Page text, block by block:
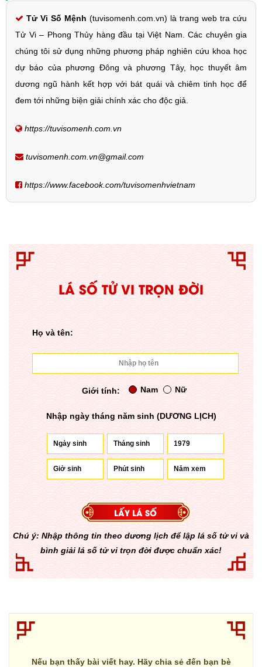
Tử Vi Số Mệnh (tuvisomenh.com.vn) là trang web tra cứu
Tử Vi – Phong Thủy hàng đầu tại Việt Nam. Các chuyên gia
chúng tôi sử dụng những phương pháp nghiên cứu khoa học
dự báo của phương Đông và phương Tây, học thuyết âm
dương ngũ hành kết hợp với bát quái và chiêm tinh học để
đem tới những biện giải chính xác cho độc giả.
https://tuvisomenh.com.vn
tuvisomenh.com.vn@gmail.com
https://www.facebook.com/tuvisomenhvietnam
LÁ SỐ TỬ VI TRỌN ĐỜI
Họ và tên:
Giới tính: Nam Nữ
Nhập ngày tháng năm sinh (DƯƠNG LỊCH)
Chú ý: Nhập thông tin theo dương lịch để lập lá số tử vi và
bình giải lá số tử vi trọn đời được chuẩn xác!
Nếu bạn thấy bài viết hay. Hãy chia sẻ đến bạn bè